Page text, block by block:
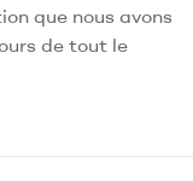
que nous avons
de tout le